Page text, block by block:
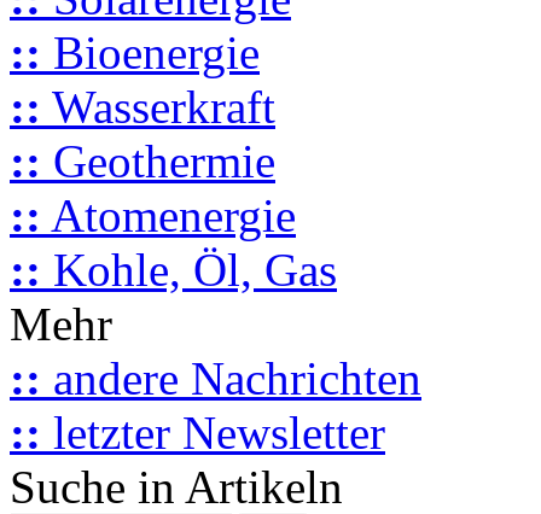
:: Bioenergie
:: Wasserkraft
:: Geothermie
:: Atomenergie
:: Kohle, Öl, Gas
Mehr
:: andere Nachrichten
:: letzter Newsletter
Suche in Artikeln